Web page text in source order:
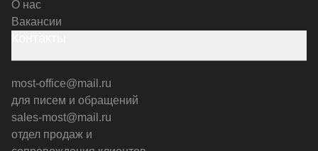
О нас
Вакансии
most-office@mail.ru
для писем и обращений
sales-most@mail.ru
отдел продаж и